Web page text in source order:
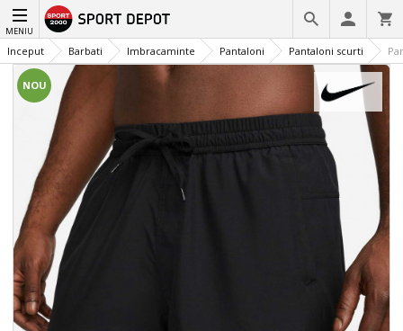
MENIU
Inceput Barbati Imbracaminte Pantaloni Pantaloni scurti
NOU